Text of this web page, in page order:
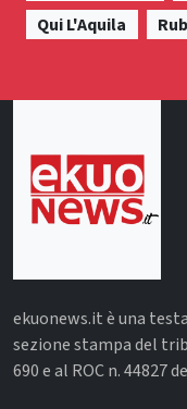
Qui L'Aquila
ekuonews.it è una
sezione stampa del
690 e al ROC n. 44827